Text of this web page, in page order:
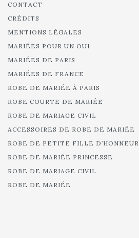
CONTACT
CRÉDITS
MENTIONS LÉGALES
MARIÉES POUR UN OUI
MARIÉES DE PARIS
MARIÉES DE FRANCE
ROBE DE MARIÉE À PARIS
ROBE COURTE DE MARIÉE
ROBE DE MARIAGE CIVIL
ACCESSOIRES DE ROBE DE MARIÉE
ROBE DE PETITE FILLE D’HONNEUR
ROBE DE MARIÉE PRINCESSE
ROBE DE MARIAGE CIVIL
ROBE DE MARIÉE